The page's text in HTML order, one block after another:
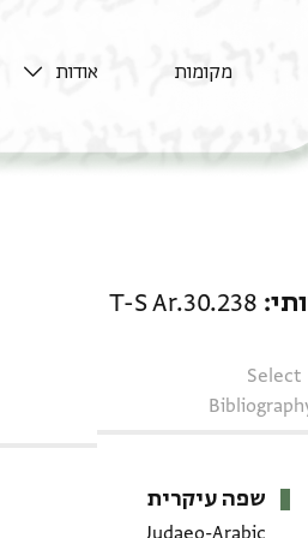
מקומות אודות
T-S Ar.30.238
Select
שפה עיקרית